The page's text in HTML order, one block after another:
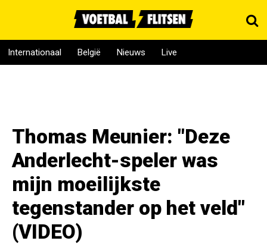
Internationaal België Nieuws Live
Thomas Meunier: "Deze
Anderlecht-speler was
mijn moeilijkste
tegenstander op het veld"
(VIDEO)